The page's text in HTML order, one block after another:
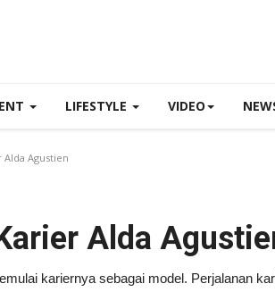
LIFESTYLE VIDEO
Agustien
Alda
kariernya sebagai model. Perjalanan